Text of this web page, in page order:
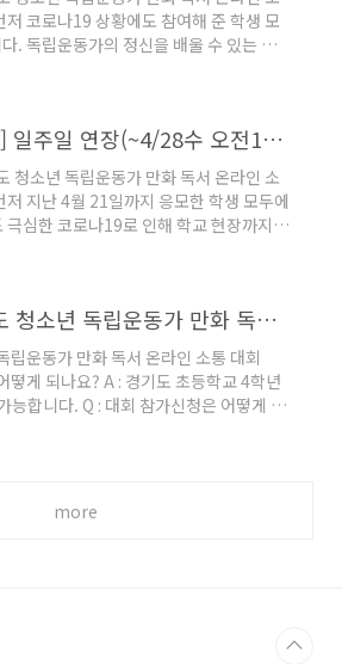
도움이 되기를 고대
에 관심과 출품했던
을 전합니다. 감사합
코로나19 상황에도 참여해 준 학생 모
. 독립운동가의 정신을 배울 수 있는 좋
다. 3인의 심사위원들로부터 심사한 수
합니다. 부문 초등부 중등부 고등부 대
*혁 - 박*서 배*서 - 황*빈 - - 수상작에 선
종 훈격 확인 후 상장을 개별 발송해 드
려상 제외)은 모두 온소통 홈페이지에 게
수상작에 선정되지 못한 학생에게는 광복
편으로 보내..
[대회공지_광복회] 일주일 연장(~4/28수 오전11시까지) 안내_2021경기도청소년 독립운동가 만화 독서 온라인 소통 대회
청소년 독립운동가 만화 독서 온라인 소
지난 4월 21일까지 응모한 학생 모두에
심한 코로나19로 인해 학교 현장까지
서 보급이 지연되어, 불가피하게 제출
되었습니다. 4/28(수) 오전 11시 까지
니다. 궁금한 점 있으시면 언제든지 운영
다. 감사합니다. 대회운영국 드림 (02-
▶ 대회 안내 바로 가기
267
[FAQ] 2021 경기도 청소년 독립운동가 만화 독서 온라인 소통 대회
립운동가 만화 독서 온라인 소통 대회
떻게 되나요? A : 경기도 초등학교 4학년
능합니다. Q : 대회 참가신청은 어떻게 하
이지에서 참가 신청서 URL
작성 양식에 맞춰 입력 후 제출하
종 연장으로 4월 28일(수) 오전11시까
more